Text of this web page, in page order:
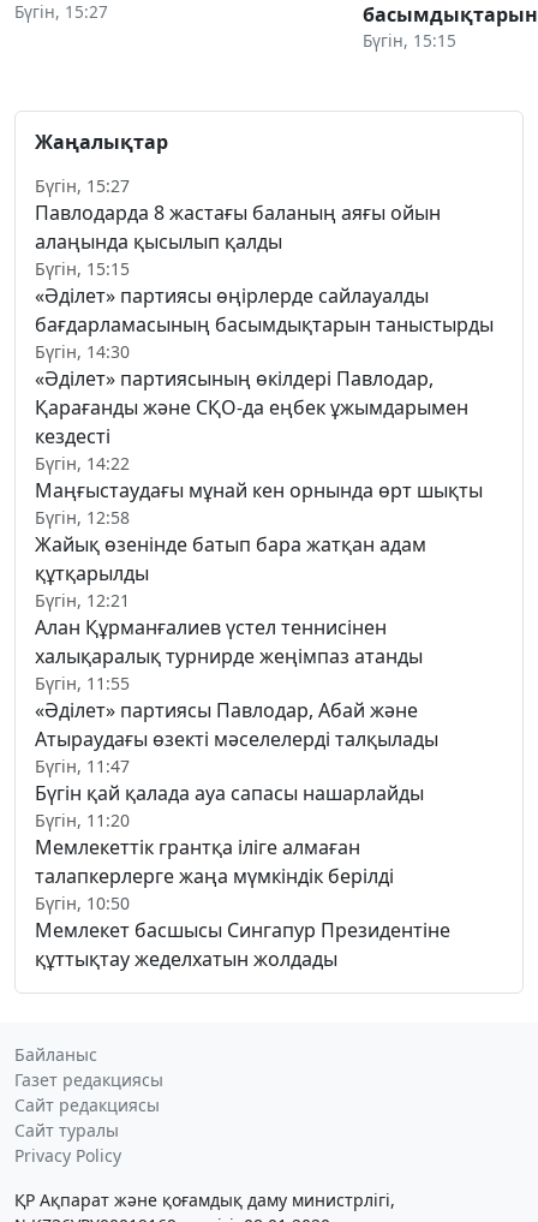
Бүгін, 15:27
Бүгін, 15:15
Жаңалықтар
Бүгін, 15:27
Павлодарда 8 жастағы баланың аяғы ойын
алаңында қысылып қалды
Бүгін, 15:15
«Әділет» партиясы өңірлерде сайлауалды
бағдарламасының басымдықтарын таныстырды
Бүгін, 14:30
«Әділет» партиясының өкілдері Павлодар,
Қарағанды және СҚО-да еңбек ұжымдарымен
кездесті
Бүгін, 14:22
Маңғыстаудағы мұнай кен орнында өрт шықты
Бүгін, 12:58
Жайық өзенінде батып бара жатқан адам
құтқарылды
Бүгін, 12:21
Алан Құрманғалиев үстел теннисінен
халықаралық турнирде жеңімпаз атанды
Бүгін, 11:55
«Әділет» партиясы Павлодар, Абай және
Атыраудағы өзекті мәселелерді талқылады
Бүгін, 11:47
Бүгін қай қалада ауа сапасы нашарлайды
Бүгін, 11:20
Мемлекеттік грантқа іліге алмаған
талапкерлерге жаңа мүмкіндік берілді
Бүгін, 10:50
Мемлекет басшысы Сингапур Президентіне
құттықтау жеделхатын жолдады
Байланыс
Газет редакциясы
Сайт редакциясы
Сайт туралы
Privacy Policy
ҚР Ақпарат және қоғамдық даму министрлігі,